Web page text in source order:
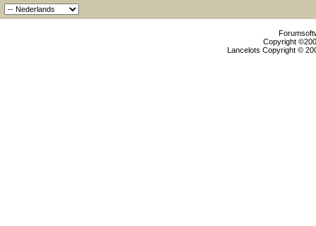
Copyright
Lancelots Copyright ©